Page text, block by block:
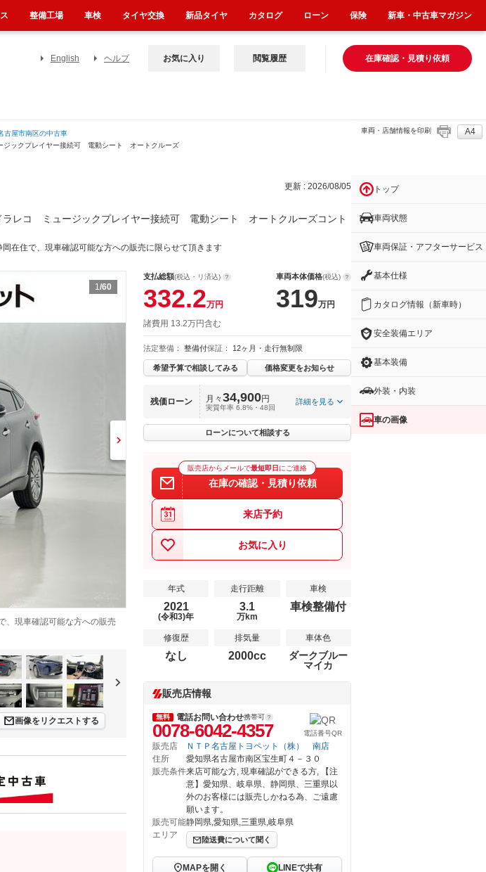
English ヘルプ 在庫確認・見積り依頼
お気に入り 閲覧履歴
古屋市南区の中古車
ックプレイヤー接続可 電動シート オートクルーズ
車両・店舗情報を印刷 A4
更新 : 2026/08/05
コ ミュージックプレイヤー接続可 電動シート オートクルーズコント
在住で、現車確認可能な方への販売に限らせて頂きます
1/60
、現車確認可能な方への販売
画像をリクエストする
支払総額(税込・リ済込)
332.2万円
車両本体価格(税込)
319万円
諸費用 13.2万円含む
法定整備： 整備付保証： 12ヶ月・走行無制限
希望予算で相談してみる 価格変更をお知らせ
残価ローン 月々34,900円
実質年率 6.8%・48回
詳細を見る
ローンについて相談する
販売店からメールで最短即日 にご連絡
在庫の確認・見積り依頼
来店予約
お気に入り
年式
2021
(令和3)年
走行距離
3.1
万km
車検
車検整備付
修復歴
なし
排気量
2000cc
車体色
ダークブルー
マイカ
販売店情報
無料 電話お問い合わせ携帯可
0078-6042-4357 電話番号QR
販売店
ＮＴＰ名古屋トヨペット（株） 南店
住所
愛知県名古屋市南区宝生町４－３０
販売条件来店可能な方, 現車確認ができる方, 【注
意】愛知県、岐阜県、静岡県、三重県以
外のお客様には販売しかねる為、ご遠慮
願います。
販売可能
エリア
静岡県,愛知県,三重県,岐阜県
陸送費について聞く
MAPを開く LINEで共有
トップ
車両状態
車両保証・アフターサービス
基本仕様
カタログ情報（新車時）
安全装備エリア
基本装備
外装・内装
車の画像
整備工場 車検 タイヤ交換 新品タイヤ カタログ ローン 保険 新車・中古車マガジン